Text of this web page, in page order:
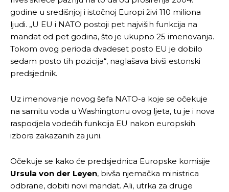
godine u središnjoj i istočnoj Europi živi 110 miliona
ljudi. „U EU i NATO postoji pet najviših funkcija na
mandat od pet godina, što je ukupno 25 imenovanja.
Tokom ovog perioda dvadeset posto EU je dobilo
sedam posto tih pozicija“, naglašava bivši estonski
predsjednik.
Uz imenovanje novog šefa NATO-a koje se očekuje
na samitu vođa u Washingtonu ovog ljeta, tu je i nova
raspodjela vodećih funkcija EU nakon europskih
izbora zakazanih za juni.
Očekuje se kako će predsjednica Europske komisije
Ursula von der Leyen, bivša njemačka ministrica
odbrane, dobiti novi mandat. Ali, utrka za druge